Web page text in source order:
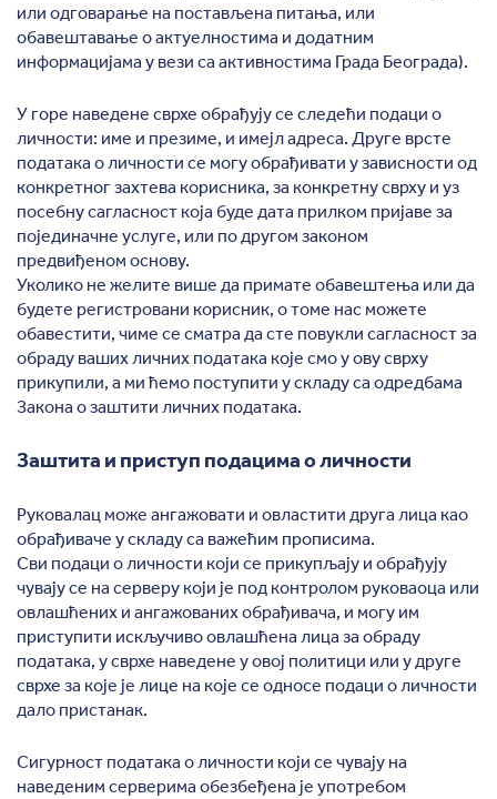
или одговарање на постављена питања, или
обавештавање о актуелностима и додатним
информацијама у вези са активностима Града Београда).
У горе наведене сврхе обрађују се следећи подаци о
личности: име и презиме, и имејл адреса. Друге врсте
података о личности се могу обрађивати у зависности од
конкретног захтева корисника, за конкретну сврху и уз
посебну сагласност која буде дата прилком пријаве за
појединачне услуге, или по другом законом
предвиђеном основу.
Уколико не желите више да примате обавештења или да
будете регистровани корисник, о томе нас можете
обавестити, чиме се сматра да сте повукли сагласност за
обраду ваших личних података које смо у ову сврху
прикупили, а ми ћемо поступити у складу са одредбама
Закона о заштити личних података.
Заштита и приступ подацима о личности
Руковалац може ангажовати и овластити друга лица као
обрађиваче у складу са важећим прописима.
Сви подаци о личности који се прикупљају и обрађују
чувају се на серверу који је под контролом руковаоца или
овлашћених и ангажованих обрађивача, и могу им
приступити искључиво овлашћена лица за обраду
података, у сврхе наведене у овој политици или у друге
сврхе за које је лице на које се односе подаци о личности
дало пристанак.
Сигурност података о личности који се чувају на
наведеним серверима обезбеђена је употребом